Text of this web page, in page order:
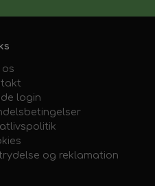
os
login
og reklamation